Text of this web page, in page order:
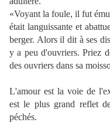
«Voyant la foule, il fut
était languissante et
berger. Alors il dit à ses
y a peu d'ouvriers. Priez
des ouvriers dans sa
L'amour est la voie de
est le plus grand reflet
péchés.